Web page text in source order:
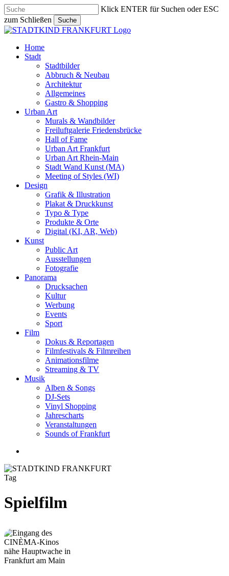
Skip
to
main
content
Klick ENTER für Suchen oder ESC
zum Schließen
Suche
Close
search
Menu
Home
Stadt
Stadtbilder
Abbruch & Neubau
Architektur
Allgemeines
Gastro & Shopping
Urban Art
Murals & Wandbilder
Freiluftgalerie Friedensbrücke
Hall of Fame
Urban Art Frankfurt
Urban Art Rhein-Main
Stadt Wand Kunst (MA)
Meeting of Styles (WI)
Design
Grafik & Illustration
Plakat & Druckkunst
Typo & Type
Produkte & Orte
Digital (KI, AR, Web)
Kunst
Public Art
Ausstellungen
Fotografie
Panorama
Drucksachen
Kultur
Werbung
Events
Sport
Film
Dokus & Reportagen
Filmfestivals & Filmreihen
Animationsfilme
Streaming & TV
Musik
Alben & Songs
DJ-Sets
Vinyl Shopping
Jahrescharts
Veranstaltungen
Sounds of Frankfurt
Tag
Spielfilm